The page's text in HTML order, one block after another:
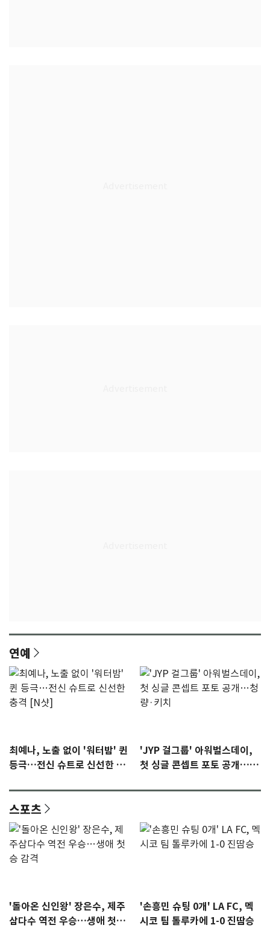
연예
최예나, 노출 없이 '워터밤' 퀸
등극…전신 슈트로 신선한 충
'JYP 걸그룹' 아워벌스데이,
첫 싱글 콘셉트 포토 공개…청
스포츠
'돌아온 신인왕' 장은수, 제주
삼다수 역전 우승…생애 첫승
'손흥민 슈팅 0개' LA FC, 멕
시코 팀 톨루카에 1-0 진땀승